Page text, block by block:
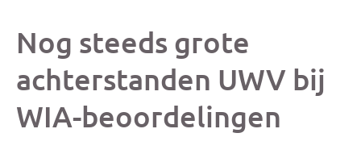
bericht
op
bericht
op
bericht
Nog steeds grote
achterstanden UWV bij
WIA-beoordelingen